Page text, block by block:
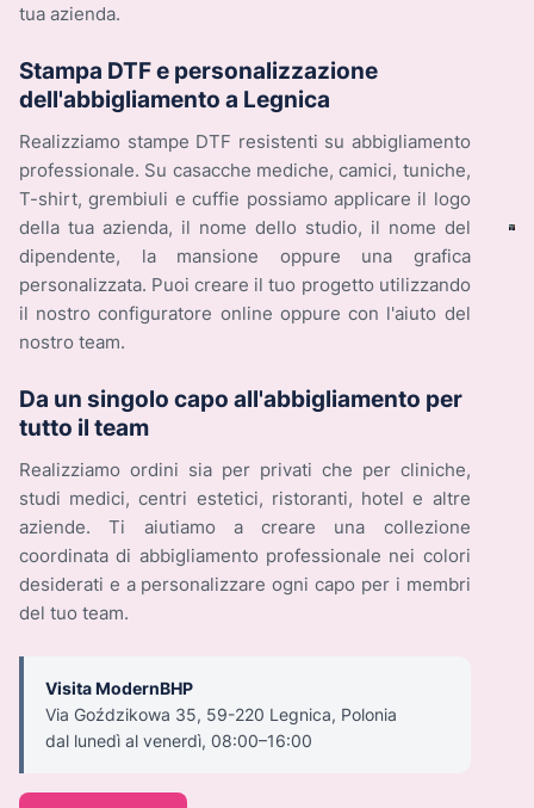
tua azienda.
Stampa DTF e personalizzazione
dell'abbigliamento a Legnica
Realizziamo stampe DTF resistenti su abbigliamento
professionale. Su casacche mediche, camici, tuniche,
T-shirt, grembiuli e cuffie possiamo applicare il logo
della tua azienda, il nome dello studio, il nome del
dipendente, la mansione oppure una grafica
personalizzata. Puoi creare il tuo progetto utilizzando
il nostro configuratore online oppure con l'aiuto del
nostro team.
Da un singolo capo all'abbigliamento per
tutto il team
Realizziamo ordini sia per privati che per cliniche,
studi medici, centri estetici, ristoranti, hotel e altre
aziende. Ti aiutiamo a creare una collezione
coordinata di abbigliamento professionale nei colori
desiderati e a personalizzare ogni capo per i membri
del tuo team.
Visita ModernBHP
Via Goździkowa 35, 59-220 Legnica, Polonia
dal lunedì al venerdì, 08:00–16:00